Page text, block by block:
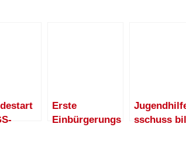
Erste
Einbürgerungs
sschuss